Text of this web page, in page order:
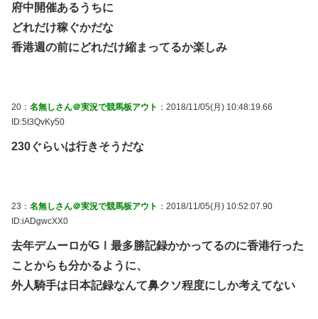
府中開催あるうちに
どれだけ稼ぐかだな
香港週の前にどれだけ縮まってるか楽しみ
20： 名無しさん＠実況で競馬板アウト ：2018/11/05(月) 10:48:19.66
ID:5t3QvKy50
230ぐらいは行きそうだな
23： 名無しさん＠実況で競馬板アウト ：2018/11/05(月) 10:52:07.90
ID:iADgwcXX0
去年デムーロがGⅠ最多勝記録かかってるのに香港行った
ことからも分かるように、
外人騎手は日本記録なんて鼻クソ程度にしか考えてない